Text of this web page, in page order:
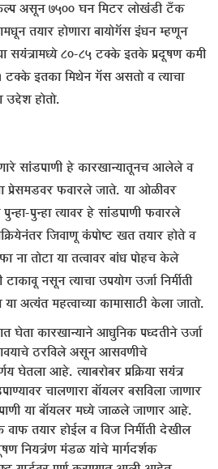
¯ÖÏÛú»¯Ö †ÃÖæ®Ö 7500 ‘Ö®Ö ×´Ö™ü¸ü »ÖÖêÜÖÓ›üß ™ÑüÛú
ŸÖµÖÖ¸ü ÆüÖêÞÖÖ¸üÖ ²ÖÖµÖÖêÝÖòÃÖ ‡Ó¬Ö®Ö ´ÆüÞÖæ®Ö
ÃÖµÖÓ¡ÖÖ´Ö¬µÖê 80-85 ™üŒÛêú ‡ŸÖÛêú ¯ÖÏ¤æüÂÖÞÖ Ûú´Öß
™üŒÛêú ‡ŸÖÛúÖ ×´Ö£Öê®Ö ÝÖòÃÖ †ÃÖŸÖÖê ¾Ö ŸµÖÖ“ÖÖ
ˆ§êü¿Ö ÆüÖêŸÖÖê.
ÃÖÖÓ›ü¯ÖÖÞÖß Æêü ÛúÖ¸üÜÖÖ®µÖÖŸÖæ®Ö“Ö †Ö»Öê»Öê ¾Ö
±ú¾ÖÖ¸ü»Öê •ÖÖŸÖê. µÖÖ †Öêôûß¾Ö¸ü
¯Öã®ÆüÖ ŸµÖÖ¾Ö¸ü Æêü ÃÖÖÓ›ü¯ÖÖÞÖß ±ú¾ÖÖ¸ü»Öê
×•Ö¾ÖÖÞÖæ ÛÓú¯ÖÖêÂ™ü ÜÖŸÖ ŸÖµÖÖ¸ü ÆüÖêŸÖê ¾Ö
®ÖÖ ŸÖÖê™üÖ µÖÖ ŸÖŸ¾ÖÖ¾Ö¸ü ²ÖÖÓ¬Ö ¯ÖÖêÆü“Ö Ûêú»Öê
®ÖÃÖæ®Ö ŸµÖÖ“ÖÖ ˆ¯ÖµÖÖêÝÖ ˆ•ÖÖÔ ×®Ö´ÖáŸÖß
†ŸµÖÓŸÖ ´ÖÆüŸ¾ÖÖ“µÖÖ ÛúÖ´ÖÖÃÖÖšüß Ûêú»ÖÖ •ÖÖŸÖÖê.
‘ÖêŸÖÖ ÛúÖ¸üÜÖÖ®µÖÖ®Öê †Ö¬Öã×®ÖÛú ¯Ö¬¤üŸÖß®Öê ˆ•ÖÖÔ
šü¸ü×¾Ö»Öê †ÃÖæ®Ö †ÖÃÖ¾ÖÞÖß“Öê
‘ÖêŸÖ»ÖÖ †ÖÆêü. ŸµÖÖ²Ö¸üÖê²Ö¸ü ¯ÖÏ×ÛÎúµÖÖ ÃÖµÖÓ¡Ö
“ÖÖ»ÖÞÖÖ¸üÖ ²ÖÖòµÖ»Ö¸ü ²ÖÃÖ×¾Ö»ÖÖ •ÖÖÞÖÖ¸ü
µÖÖ ²ÖÖòµÖ»Ö¸ü ´Ö¬µÖê •ÖÖôû»Öê •ÖÖÞÖÖ¸ü †ÖÆêü.
ŸÖµÖÖ¸ü ÆüÖê‡Ô»Ö ¾Ö ×¾Ö•Ö ×®Ö´ÖáŸÖß ¤êüÜÖß»Ö
×®ÖµÖ¡ÖÓÞÖ ´ÖÓ›üôû µÖÖÓ“Öê ´ÖÖÝÖÔ¤ü¿ÖÔÛú